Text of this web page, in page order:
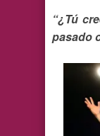
“¿Tú
pasado